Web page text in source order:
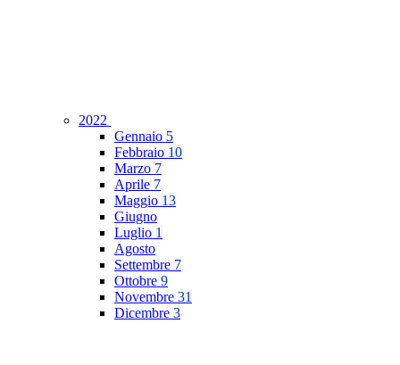
2022
Gennaio 5
Febbraio 10
Marzo 7
Aprile 7
Maggio 13
Giugno
Luglio 1
Agosto
Settembre 7
Ottobre 9
Novembre 31
Dicembre 3